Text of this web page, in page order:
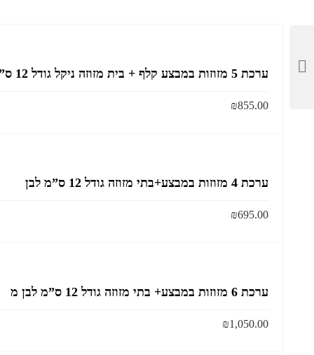
ערכת 5 מזוזות במבצע קלף + בית מזוזה ניקל גודל 12 ס”מ
₪855.00
ערכת 4 מזוזות במבצע+בתי מזוזה גודל 12 ס”מ לבן
₪695.00
ערכת 6 מזוזות במבצע+ בתי מזוזה גודל 12 ס”מ לבן מ
₪1,050.00